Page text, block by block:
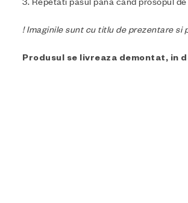
! Imaginile sunt cu titlu de prezentare si
Produsul se livreaza demontat, in